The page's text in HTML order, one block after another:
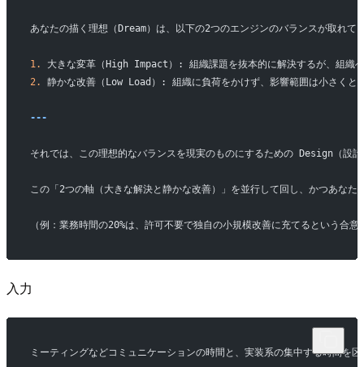
あなたの描く理想（Dream）は、以下の2つのエンジンのバランスが取れて
1.
大きな変革（High Impact）: 組織課題を抜本的に解決するが、組織
2.
静かな改善（Low Load）: 組織に負荷をかけず、影響範囲は小さくと
---
それでは、この理想的なバランスを現実のものにするための Design（設
この「2つの軸（大きな解決と静かな改善）」を並行して回し、かつあな
（例：業務時間の20%は、許可不要で独自の小規模改善に充てるという
入力
ミーティングなどコミュニケーションの時間と、実装系の集中する時間を